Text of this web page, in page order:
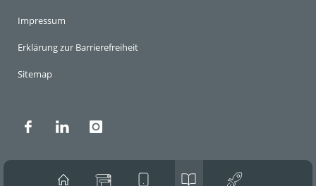
Impressum
Erklärung zur Barrierefreiheit
Sitemap